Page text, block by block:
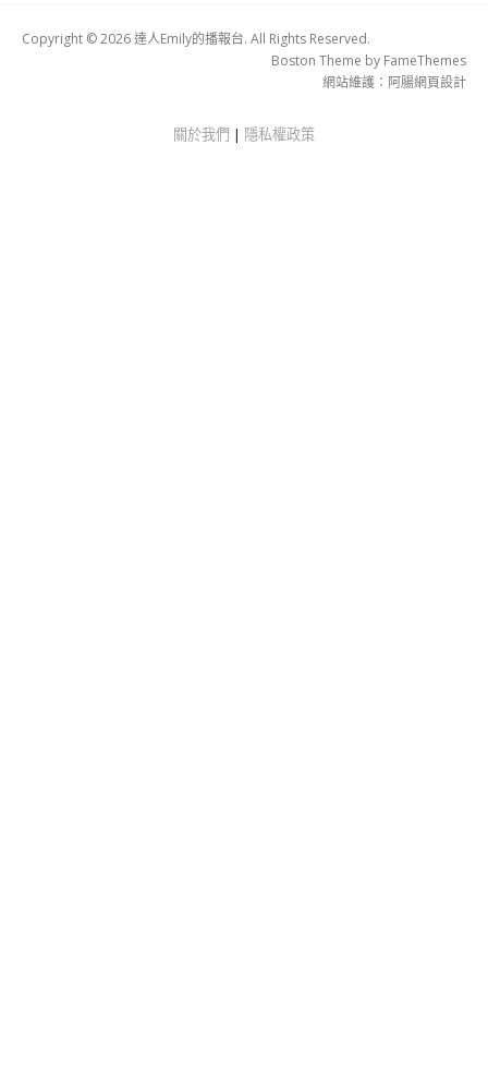
Copyright © 2026 達人Emily的播報台. All Rights Reserved.
Boston Theme by FameThemes
網站維護： 阿腸網頁設計
關於我們 | 隱私權政策